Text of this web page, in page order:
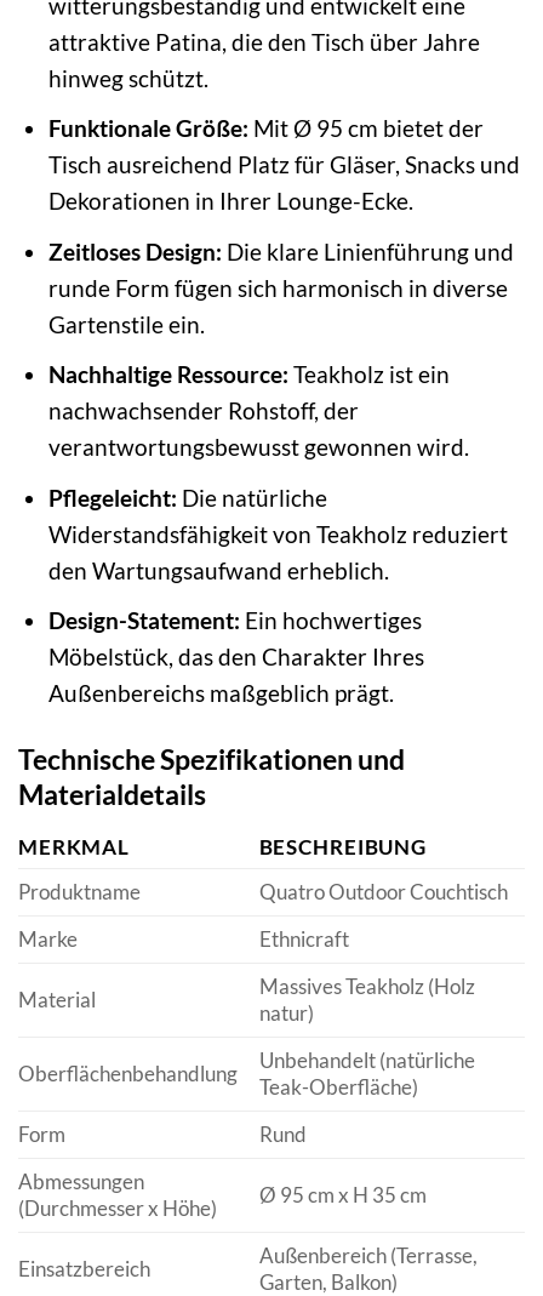
attraktive Patina, die den Tisch über Jahre
hinweg schützt.
Funktionale Größe: Mit Ø 95 cm bietet der
Tisch ausreichend Platz für Gläser, Snacks und
Dekorationen in Ihrer Lounge-Ecke.
Zeitloses Design: Die klare Linienführung und
runde Form fügen sich harmonisch in diverse
Gartenstile ein.
Nachhaltige Ressource: Teakholz ist ein
nachwachsender Rohstoff, der
verantwortungsbewusst gewonnen wird.
Pflegeleicht: Die natürliche
Widerstandsfähigkeit von Teakholz reduziert
den Wartungsaufwand erheblich.
Design-Statement: Ein hochwertiges
Möbelstück, das den Charakter Ihres
Außenbereichs maßgeblich prägt.
Technische Spezifikationen und
Materialdetails
MERKMAL
BESCHREIBUNG
Produktname
Quatro Outdoor Couchtisch
Marke
Ethnicraft
Material
Massives Teakholz (Holz
natur)
Oberflächenbehandlung
Unbehandelt (natürliche
Teak-Oberfläche)
Form
Rund
Abmessungen
(Durchmesser x Höhe)
Ø 95 cm x H 35 cm
Einsatzbereich
Außenbereich (Terrasse,
Garten, Balkon)